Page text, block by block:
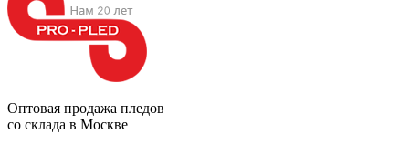
Оптовая продажа пледов
со склада в Москве